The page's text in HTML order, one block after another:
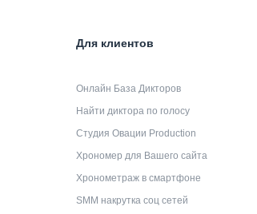
Для клиентов
Онлайн База Дикторов
Найти диктора по голосу
Студия Овации Production
Хрономер для Вашего сайта
Хронометраж в смартфоне
SMM накрутка соц сетей